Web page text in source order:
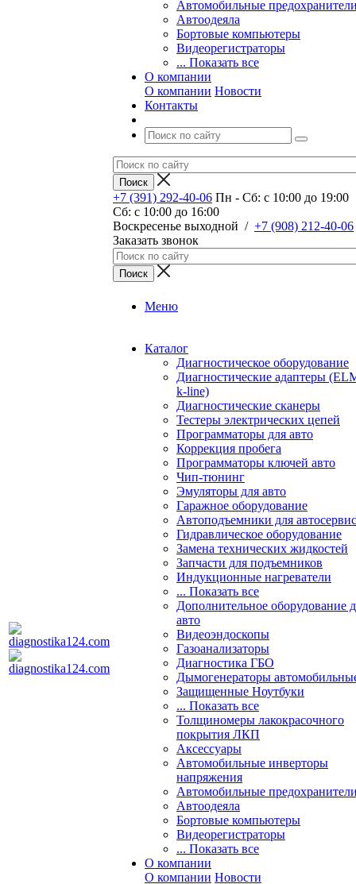
Автомобильные
Автоодеяла
Бортовые компьютеры
Видеорегистраторы
... Показать все
О компании
О компании Новости
Контакты
+7 (391) 292-40-06 Пн - Сб: c 10:00 до 19:00
Сб: c 10:00 до 16:00
​Воскресенье выходной / +7 (908) 212-40-06
Заказать звонок
Меню
Каталог
Диагностическое оборудование
Диагностические адаптеры
k-line)
Диагностические сканеры
Тестеры электрических цепей
Программаторы для авто
Коррекция пробега
Программаторы ключей авто
Чип-тюнинг
Эмуляторы для авто
Гаражное оборудование
Автоподъемники для
Гидравлическое оборудование
Замена технических жидкостей
Запчасти для подъемников
Индукционные нагреватели
... Показать все
Дополнительное оборудование
авто
Видеоэндоскопы
Газоанализаторы
Диагностика ГБО
Дымогенераторы
Защищенные Ноутбуки
... Показать все
Толщиномеры лакокрасочного
покрытия ЛКП
Аксессуары
Автомобильные инверторы
напряжения
Автомобильные
Автоодеяла
Бортовые компьютеры
Видеорегистраторы
... Показать все
О компании
О компании Новости